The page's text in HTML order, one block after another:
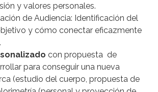
y valores personales.
de Audiencia: Identificación del
y cómo conectar eficazmente
con propuesta de
para conseguir una nueva
(estudio del cuerpo, propuesta de